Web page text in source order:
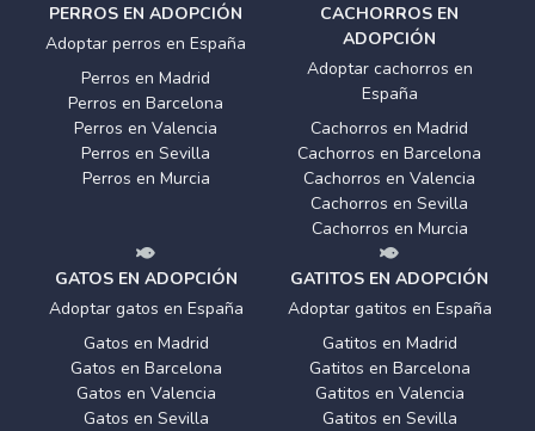
PERROS EN ADOPCIÓN
Adoptar perros en España
Perros en Madrid
Perros en Barcelona
Perros en Valencia
Perros en Sevilla
Perros en Murcia
CACHORROS EN
ADOPCIÓN
Adoptar cachorros en
España
Cachorros en Madrid
Cachorros en Barcelona
Cachorros en Valencia
Cachorros en Sevilla
Cachorros en Murcia
GATOS EN ADOPCIÓN
Adoptar gatos en España
Gatos en Madrid
Gatos en Barcelona
Gatos en Valencia
Gatos en Sevilla
GATITOS EN ADOPCIÓN
Adoptar gatitos en España
Gatitos en Madrid
Gatitos en Barcelona
Gatitos en Valencia
Gatitos en Sevilla